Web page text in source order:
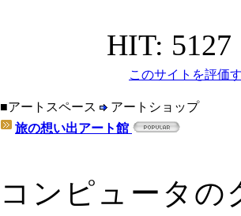
HIT: 5127
このサイトを評価
■アートスペース
アートショップ
旅の想い出アート館
コンピュータの